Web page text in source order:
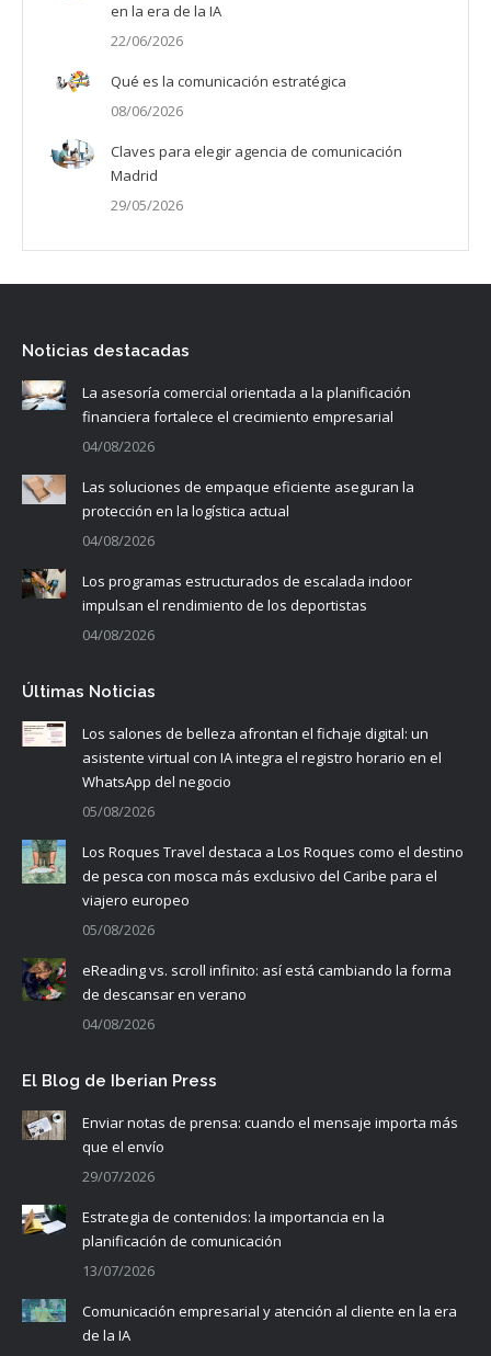
en la era de la IA
22/06/2026
Qué es la comunicación estratégica
08/06/2026
Claves para elegir agencia de comunicación
Madrid
29/05/2026
Noticias destacadas
La asesoría comercial orientada a la planificación
financiera fortalece el crecimiento empresarial
04/08/2026
Las soluciones de empaque eficiente aseguran la
protección en la logística actual
04/08/2026
Los programas estructurados de escalada indoor
impulsan el rendimiento de los deportistas
04/08/2026
Últimas Noticias
Los salones de belleza afrontan el fichaje digital: un
asistente virtual con IA integra el registro horario en el
WhatsApp del negocio
05/08/2026
Los Roques Travel destaca a Los Roques como el destino
de pesca con mosca más exclusivo del Caribe para el
viajero europeo
05/08/2026
eReading vs. scroll infinito: así está cambiando la forma
de descansar en verano
04/08/2026
El Blog de Iberian Press
Enviar notas de prensa: cuando el mensaje importa más
que el envío
29/07/2026
Estrategia de contenidos: la importancia en la
planificación de comunicación
13/07/2026
Comunicación empresarial y atención al cliente en la era
de la IA